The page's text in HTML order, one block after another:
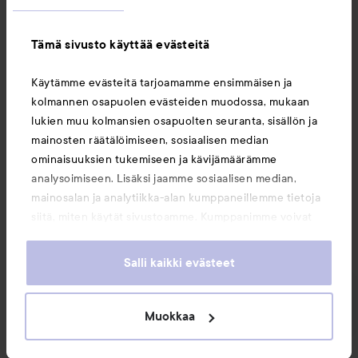
Tämä sivusto käyttää evästeitä
Käytämme evästeitä tarjoamamme ensimmäisen ja
kolmannen osapuolen evästeiden muodossa, mukaan
lukien muu kolmansien osapuolten seuranta, sisällön ja
mainosten räätälöimiseen, sosiaalisen median
ominaisuuksien tukemiseen ja kävijämäärämme
analysoimiseen. Lisäksi jaamme sosiaalisen median,
mainosalan ja analytiikka-alan kumppaneillemme tietoja
heille tai joita on kerätty, kun olet käyttänyt heidän
evästeiden käytön.
Salli kaikki evästeet
Muokkaa
Tietoja
Saattaisit myös tykätä
Copyright 2026